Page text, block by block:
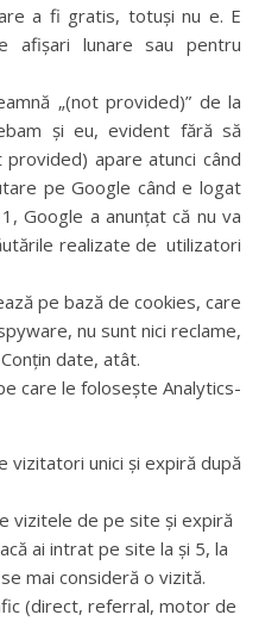
a fi gratis, totuși nu e. E
afișari lunare sau pentru
„(not provided)” de la
și eu, evident fără să
apare atunci când
pe Google când e logat
Google a anunțat că nu va
realizate de utilizatori
pe bază de cookies, care
nu sunt nici reclame,
date, atât.
care le folosește Analytics-
vizitatori unici și expiră după
vizitele de pe site și expiră
ai intrat pe site la și 5, la
mai consideră o vizită.
(direct, referral, motor de